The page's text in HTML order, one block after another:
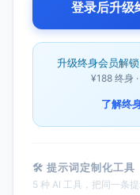
登录后升级
升级终身会员解锁
¥188 终身
了解终
🛠 提示词定制化工具
5 种 AI 工具，把同一条